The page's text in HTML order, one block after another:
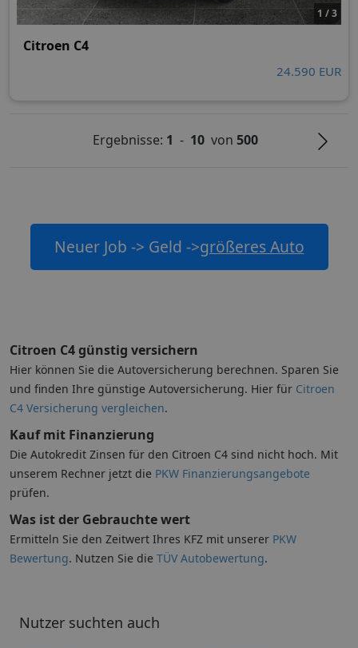
Nutzer suchten auch
1 / 3
Citroen C4
24.590 EUR
Ergebnisse: 1 - 10 von500
Neuer Job -> Geld ->größeres Auto
Citroen C4 günstig versichern
Hier können Sie die Autoversicherung berechnen. Sparen Sie
und finden Ihre günstige Autoversicherung. Hier für Citroen
C4 Versicherung vergleichen.
Kauf mit Finanzierung
Die Autokredit Zinsen für den Citroen C4 sind nicht hoch. Mit
unserem Rechner jetzt die PKW Finanzierungsangebote
prüfen.
Was ist der Gebrauchte wert
Ermitteln Sie den Zeitwert Ihres KFZ mit unserer PKW
Bewertung. Nutzen Sie die TÜV Autobewertung.